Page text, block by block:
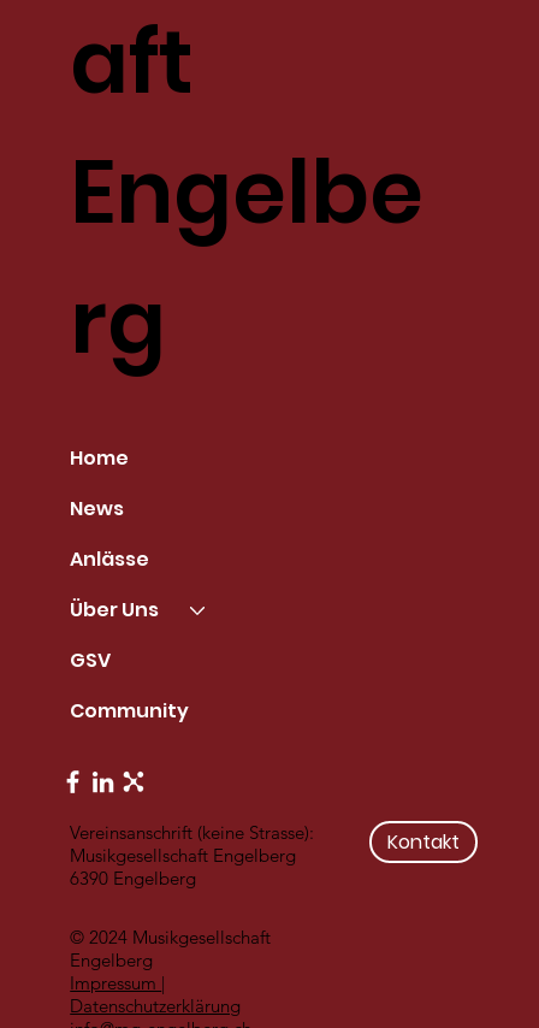
aft
Engelbe
rg
Home
News
Anlässe
Über Uns
GSV
Community
Vereinsanschrift (keine Strasse):
Musikgesellschaft Engelberg
6390 Engelberg
© 2024 Musikgesellschaft
Engelberg
Impressum |
Datenschutzerklärung
Kontakt